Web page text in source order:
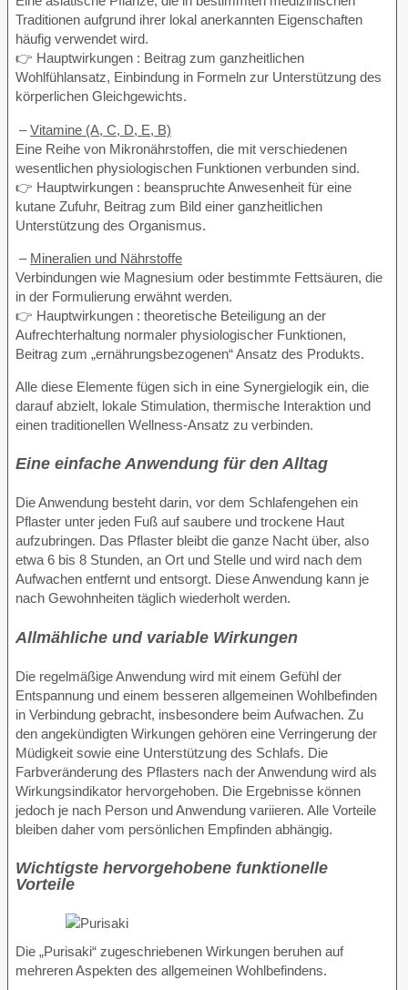
Traditionen aufgrund ihrer lokal anerkannten Eigenschaften
häufig verwendet wird.
👉 Hauptwirkungen : Beitrag zum ganzheitlichen
Wohlfühlansatz, Einbindung in Formeln zur Unterstützung des
körperlichen Gleichgewichts.
–Vitamine (A, C, D, E, B)
Eine Reihe von Mikronährstoffen, die mit verschiedenen
wesentlichen physiologischen Funktionen verbunden sind.
👉 Hauptwirkungen : beanspruchte Anwesenheit für eine
kutane Zufuhr, Beitrag zum Bild einer ganzheitlichen
Unterstützung des Organismus.
– Mineralien und Nährstoffe
Verbindungen wie Magnesium oder bestimmte Fettsäuren, die
in der Formulierung erwähnt werden.
👉 Hauptwirkungen : theoretische Beteiligung an der
Aufrechterhaltung normaler physiologischer Funktionen,
Beitrag zum „ernährungsbezogenen“ Ansatz des Produkts.
Alle diese Elemente fügen sich in eine Synergielogik ein, die
darauf abzielt, lokale Stimulation, thermische Interaktion und
einen traditionellen Wellness-Ansatz zu verbinden.
Eine einfache Anwendung für den Alltag
Die Anwendung besteht darin, vor dem Schlafengehen ein
Pflaster unter jeden Fuß auf saubere und trockene Haut
aufzubringen. Das Pflaster bleibt die ganze Nacht über, also
etwa 6 bis 8 Stunden, an Ort und Stelle und wird nach dem
Aufwachen entfernt und entsorgt. Diese Anwendung kann je
nach Gewohnheiten täglich wiederholt werden.
Allmähliche und variable Wirkungen
Die regelmäßige Anwendung wird mit einem Gefühl der
Entspannung und einem besseren allgemeinen Wohlbefinden
in Verbindung gebracht, insbesondere beim Aufwachen. Zu
den angekündigten Wirkungen gehören eine Verringerung der
Müdigkeit sowie eine Unterstützung des Schlafs. Die
Farbveränderung des Pflasters nach der Anwendung wird als
Wirkungsindikator hervorgehoben. Die Ergebnisse können
jedoch je nach Person und Anwendung variieren. Alle Vorteile
bleiben daher vom persönlichen Empfinden abhängig.
Wichtigste hervorgehobene funktionelle
Vorteile
Die „Purisaki“ zugeschriebenen Wirkungen beruhen auf
mehreren Aspekten des allgemeinen Wohlbefindens.